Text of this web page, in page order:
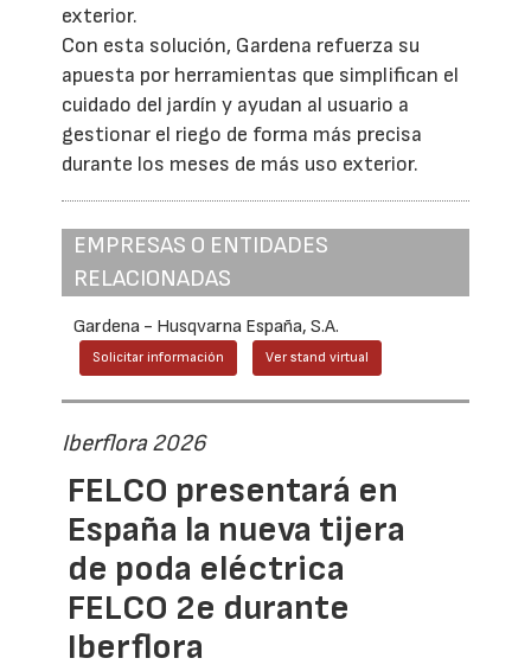
exterior.
Con esta solución, Gardena refuerza su
apuesta por herramientas que simplifican el
cuidado del jardín y ayudan al usuario a
gestionar el riego de forma más precisa
durante los meses de más uso exterior.
EMPRESAS O ENTIDADES
RELACIONADAS
Gardena - Husqvarna España, S.A.
Solicitar información Ver stand virtual
Iberflora 2026
FELCO presentará en
España la nueva tijera
de poda eléctrica
FELCO 2e durante
Iberflora